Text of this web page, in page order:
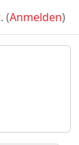
(Anmelden)